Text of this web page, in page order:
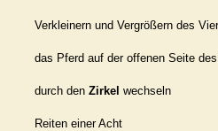
Verkleinern und Vergrößern des
das Pferd auf der offenen Seite des
durch den Zirkel wechseln
Reiten einer Acht